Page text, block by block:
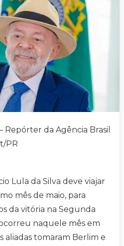
Repórter da Agência Brasil
PR
Lula da Silva deve viajar
mês de maio, para
da vitória na Segunda
naquele mês em
aliadas tomaram Berlim e